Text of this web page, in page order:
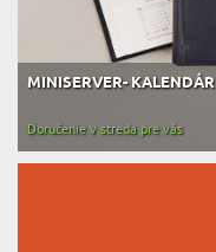
MINISERVER- KALENDÁR
Doručenie v streda pre vás